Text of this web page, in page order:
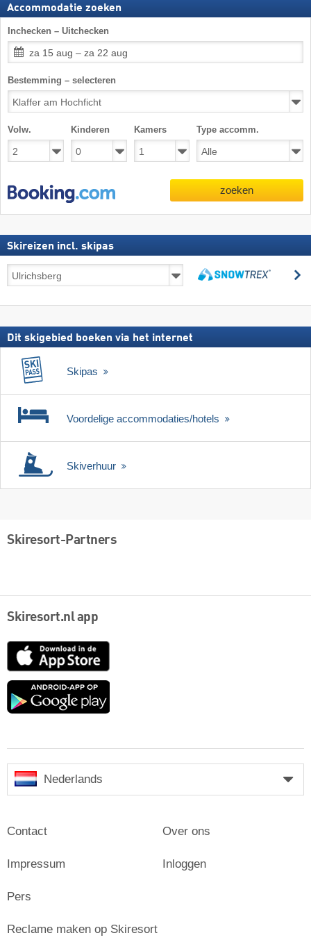
Accommodatie zoeken
Inchecken – Uitchecken
za 15 aug – za 22 aug
Bestemming – selecteren
Volw. Kinderen Kamers Type accomm.
zoeken
Skireizen incl. skipas
Skireizen
incl.
Dit skigebied boeken via het internet
Skipas
Voordelige accommodaties/hotels
Skiverhuur
Skiresort-Partners
Skiresort.nl app
Nederlands
Contact
Impressum
Pers
Over ons
Inloggen
Reclame maken op Skiresort